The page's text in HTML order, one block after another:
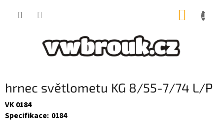
hrnec světlometu KG 8/55-7/74 L/P
VK 0184
Specifikace: 0184